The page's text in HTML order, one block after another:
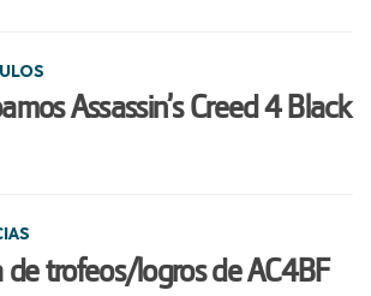
Assassin’s Creed 4 Black
de trofeos/logros de AC4BF